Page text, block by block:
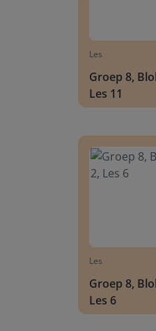
Les
Groep 8,
Les 11
Les
Groep 8,
Les 6